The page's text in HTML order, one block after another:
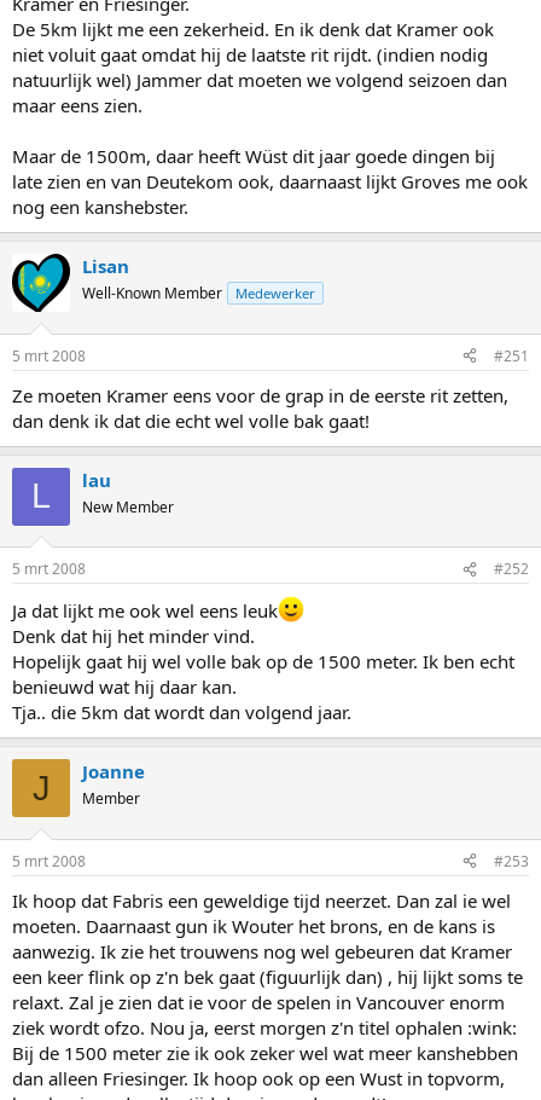
De 5km lijkt me een zekerheid. En ik denk dat Kramer ook
niet voluit gaat omdat hij de laatste rit rijdt. (indien nodig
natuurlijk wel) Jammer dat moeten we volgend seizoen dan
maar eens zien.
Maar de 1500m, daar heeft Wüst dit jaar goede dingen bij
late zien en van Deutekom ook, daarnaast lijkt Groves me ook
nog een kanshebster.
Lisan
Well-Known Member Medewerker
5 mrt 2008 #251
Ze moeten Kramer eens voor de grap in de eerste rit zetten,
dan denk ik dat die echt wel volle bak gaat!
L lau
New Member
5 mrt 2008 #252
Ja dat lijkt me ook wel eens leuk
Denk dat hij het minder vind.
Hopelijk gaat hij wel volle bak op de 1500 meter. Ik ben echt
benieuwd wat hij daar kan.
Tja.. die 5km dat wordt dan volgend jaar.
J Joanne
Member
5 mrt 2008 #253
Ik hoop dat Fabris een geweldige tijd neerzet. Dan zal ie wel
moeten. Daarnaast gun ik Wouter het brons, en de kans is
aanwezig. Ik zie het trouwens nog wel gebeuren dat Kramer
een keer flink op z'n bek gaat (figuurlijk dan) , hij lijkt soms te
relaxt. Zal je zien dat ie voor de spelen in Vancouver enorm
ziek wordt ofzo. Nou ja, eerst morgen z'n titel ophalen :wink:
Bij de 1500 meter zie ik ook zeker wel wat meer kanshebben
dan alleen Friesinger. Ik hoop ook op een Wust in topvorm,